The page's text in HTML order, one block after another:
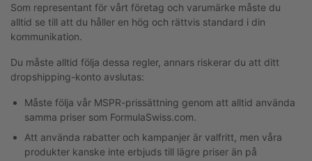
Som representant för vårt företag och varumärke måste du
alltid se till att du håller en hög och rättvis standard i din
kommunikation.
Du måste alltid följa dessa regler, annars riskerar du att ditt
dropshipping-konto avslutas:
Måste följa vår MSPR-prissättning genom att alltid använda
samma priser som FormulaSwiss.com.
Att använda rabatter och kampanjer är valfritt, men våra
produkter kanske inte erbjuds till lägre priser än på